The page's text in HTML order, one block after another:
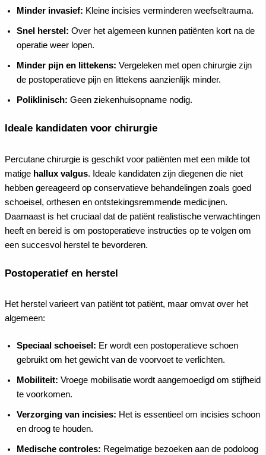
Minder invasief: Kleine incisies verminderen weefseltrauma.
Snel herstel: Over het algemeen kunnen patiënten kort na de
operatie weer lopen.
Minder pijn en littekens: Vergeleken met open chirurgie zijn
de postoperatieve pijn en littekens aanzienlijk minder.
Poliklinisch: Geen ziekenhuisopname nodig.
Ideale kandidaten voor chirurgie
Percutane chirurgie is geschikt voor patiënten met een milde tot
matige hallux valgus. Ideale kandidaten zijn diegenen die niet
hebben gereageerd op conservatieve behandelingen zoals goed
schoeisel, orthesen en ontstekingsremmende medicijnen.
Daarnaast is het cruciaal dat de patiënt realistische verwachtingen
heeft en bereid is om postoperatieve instructies op te volgen om
een succesvol herstel te bevorderen.
Postoperatief en herstel
Het herstel varieert van patiënt tot patiënt, maar omvat over het
algemeen:
Speciaal schoeisel: Er wordt een postoperatieve schoen
gebruikt om het gewicht van de voorvoet te verlichten.
Mobiliteit: Vroege mobilisatie wordt aangemoedigd om stijfheid
te voorkomen.
Verzorging van incisies: Het is essentieel om incisies schoon
en droog te houden.
Medische controles: Regelmatige bezoeken aan de podoloog